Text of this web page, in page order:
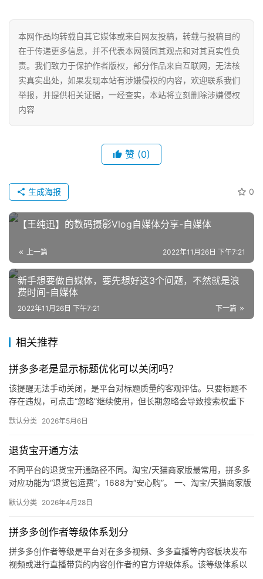
店
营
跨
境
电
媒
体
社
登录
本网作品均转载自其它媒体或来自网友投稿，转载与投稿目的
在于传递更多信息，并不代表本网赞同其观点和对其真实性负
责。我们致力于保护作者版权，部分作品来自互联网，无法核
实真实出处，如果发现本站有涉嫌侵权的内容，欢迎联系我们
举报，并提供相关证据，一经查实，本站将立刻删除涉嫌侵权
内容
赞 (0)
0
生成海报
【王纯迅】的数码摄影Vlog自媒体分享-自媒体
上一篇 2022年11月26日 下午7:21
新手想要做自媒体，要先想好这3个问题，不然就是浪
费时间-自媒体
下一篇
2022年11月26日 下午7:21
相关推荐
拼多多老是显示标题优化可以关闭吗？
该提醒无法手动关闭，是平台对标题质量的客观评估。只要标题不
存在违规，可点击“忽略”继续使用，但长期忽略会导致搜索权重下
默认分类 2026年5月6日
退货宝开通方法
不同平台的退货宝开通路径不同。淘宝/天猫商家版最常用，拼多多
对应功能为“退货包运费”，1688为“安心购”。 一、淘宝/天猫商家版
默认分类 2026年4月28日
拼多多创作者等级体系划分
拼多多创作者等级是平台对在多多视频、多多直播等内容板块发布
视频或进行直播带货的内容创作者的官方评级体系。该等级体系以